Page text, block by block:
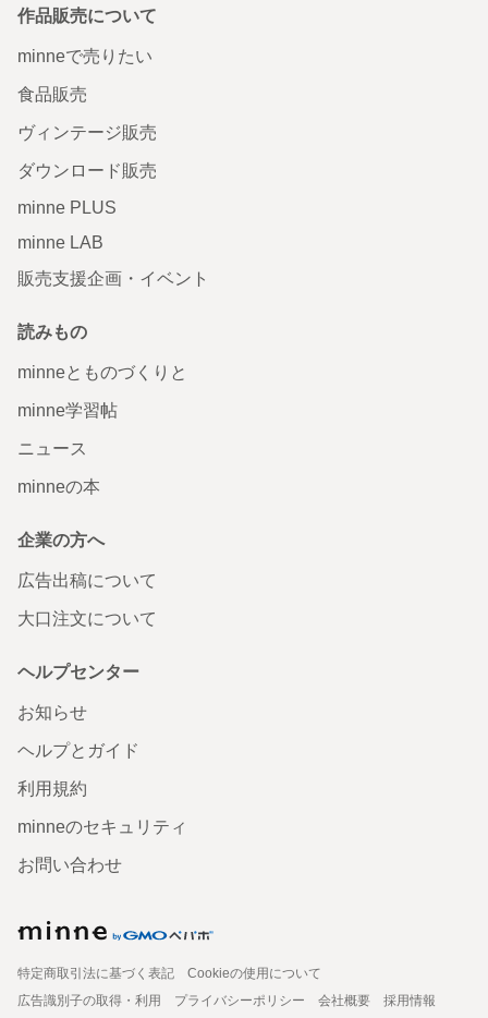
作品販売について
minneで売りたい
食品販売
ヴィンテージ販売
ダウンロード販売
minne PLUS
minne LAB
販売支援企画・イベント
読みもの
minneとものづくりと
minne学習帖
ニュース
minneの本
企業の方へ
広告出稿について
大口注文について
ヘルプセンター
お知らせ
ヘルプとガイド
利用規約
minneのセキュリティ
お問い合わせ
特定商取引法に基づく表記
Cookieの使用について
広告識別子の取得・利用
プライバシーポリシー 会社概要
採用情報